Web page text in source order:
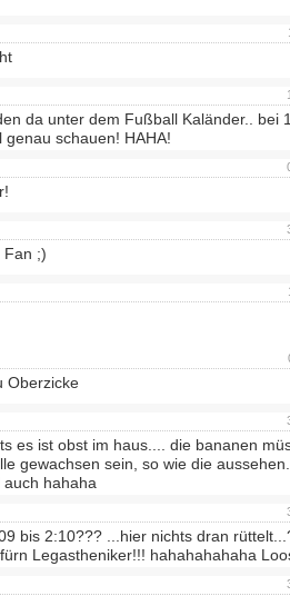
da unter dem Fußball Kaländer.. bei
genau schauen! HAHA!
Fan ;)
Oberzicke
es ist obst im haus.... die bananen
gewachsen sein, so wie die
hahaha
bis 2:10??? ...hier nichts dran
fürn Legastheniker!!! hahahahahaha